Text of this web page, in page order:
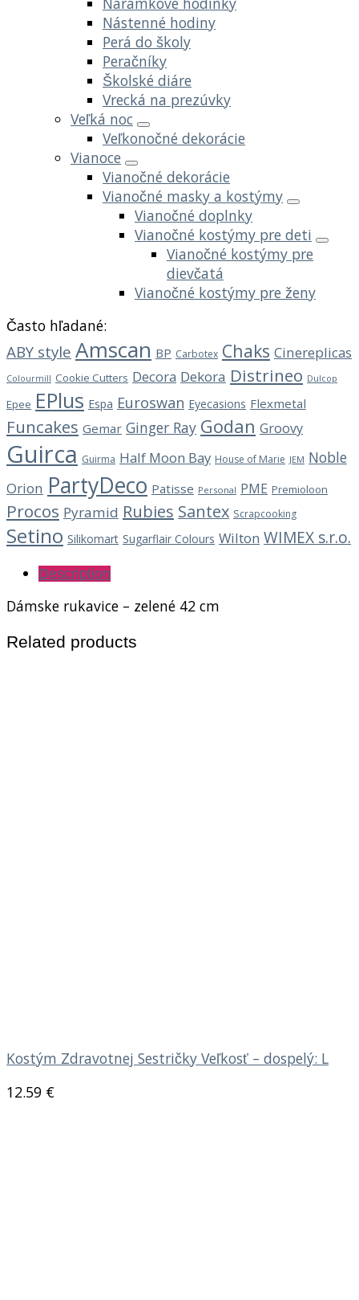
Nástenné hodiny
Perá do školy
Peračníky
Školské diáre
Vrecká na prezúvky
Veľká noc
Veľkonočné dekorácie
Vianoce
Vianočné dekorácie
Vianočné masky a kostýmy
Vianočné doplnky
Vianočné kostýmy pre deti
Vianočné kostýmy pre
dievčatá
Vianočné kostýmy pre ženy
Často hľadané:
ABY style Amscan BP Carbotex Chaks Cinereplicas
Colourmill Cookie Cutters Decora Dekora Distrineo Dulcop
Epee EPlus Espa Euroswan Eyecasions Flexmetal
Funcakes Gemar Ginger Ray Godan Groovy
Guirca Guirma Half Moon Bay House of Marie JEM Noble
Orion PartyDeco Patisse Personal PME Premioloon
Procos Pyramid Rubies Santex Scrapcooking
Setino Silikomart Sugarflair Colours Wilton WIMEX s.r.o.
Description
Dámske rukavice – zelené 42 cm
Related products
Kostým Zdravotnej Sestričky Veľkosť – dospelý: L
12.59 €